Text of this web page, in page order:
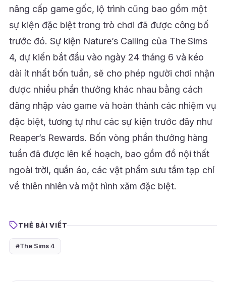
nâng cấp game gốc, lộ trình cũng bao gồm một
sự kiện đặc biệt trong trò chơi đã được công bố
trước đó. Sự kiện Nature’s Calling của The Sims
4, dự kiến bắt đầu vào ngày 24 tháng 6 và kéo
dài ít nhất bốn tuần, sẽ cho phép người chơi nhận
được nhiều phần thưởng khác nhau bằng cách
đăng nhập vào game và hoàn thành các nhiệm vụ
đặc biệt, tương tự như các sự kiện trước đây như
Reaper’s Rewards. Bốn vòng phần thưởng hàng
tuần đã được lên kế hoạch, bao gồm đồ nội thất
ngoài trời, quần áo, các vật phẩm sưu tầm tạp chí
về thiên nhiên và một hình xăm đặc biệt.
THẺ BÀI VIẾT
#The Sims 4